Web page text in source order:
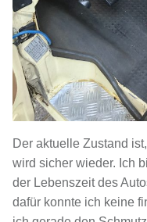
Der aktuelle Zustand
wird sicher wieder. Ich
der Lebenszeit des
dafür konnte ich keine